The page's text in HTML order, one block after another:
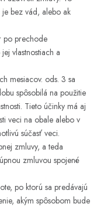
je bez vád, alebo ak
po prechode
vlastnostiach a
mesiacov. ods. 3 sa
spôsobilá na použitie
Tieto účinky má aj
veci na obale alebo v
súčasť veci.
zmluvy, a teda
zmluvou spojené
po ktorú sa predávajú
akým spôsobom bude